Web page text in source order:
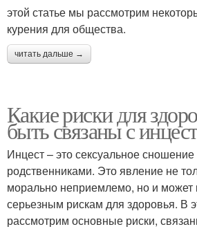
этой статье мы рассмотрим
курения для общества.
читать дальше →
Какие риски для
быть связаны с
Инцест – это сексуальное
родственниками. Это явление не
морально неприемлемо, но и может
серьезным рискам для здоровья. В
рассмотрим основные риски,